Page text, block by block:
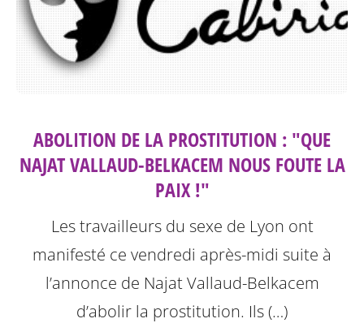
ABOLITION DE LA PROSTITUTION : "QUE
NAJAT VALLAUD-BELKACEM NOUS FOUTE LA
PAIX !"
Les travailleurs du sexe de Lyon ont
manifesté ce vendredi après-midi suite à
l’annonce de Najat Vallaud-Belkacem
d’abolir la prostitution. Ils (…)